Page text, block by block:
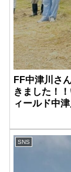
FF中津川さ
きました！
ィールド中
SNS